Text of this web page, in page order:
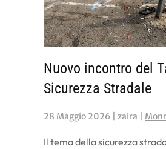
Nuovo incontro del
Sicurezza Stradale
28 Maggio 2026 | zaira |
Il tema della sicurezza